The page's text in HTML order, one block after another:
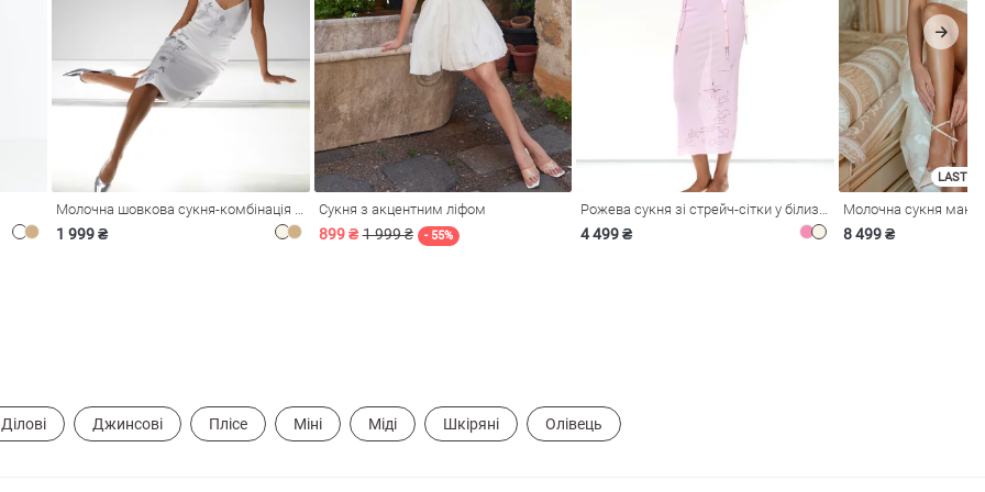
1 999 ₴
Сукня з акцентним ліфом
899 ₴ 1 999 ₴ - 55% 4 499 ₴
LAST
8 499 ₴
Ділові Джинсові Плісе Міні Міді Шкіряні Олівець